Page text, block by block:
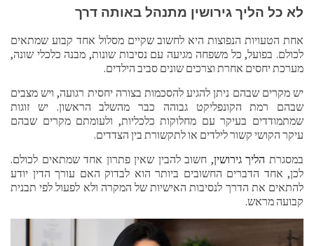
לא כל הליך גירושין מתנהל באותה דרך
אחת הטעויות הנפוצות היא לחשוב שקיים מסלול אחד קבוע שמתאים
לכולם. בפועל, כל משפחה מגיעה עם נסיבות שונות, מבנה כלכלי שונה,
מערכת יחסים אחרת וצרכים שונים סביב הילדים.
יש מקרים שבהם ניתן להגיע להסכמות בצורה יחסית רגועה, ויש מצבים
שבהם רמת הקונפליקט גבוהה כבר מהשלב הראשון. יש זוגות
שמתמודדים בעיקר עם מחלוקות כלכליות, ולעומתם מקרים שבהם
עיקר הקושי קשור לילדים או לתקשורת בין הצדדים.
במסגרת הליך גירושין, חשוב להבין שאין פתרון אחד שמתאים לכולם.
לכן, אחד הדברים החשובים ביותר הוא לבדוק האם עורך הדין יודע
להתאים את הדרך לנסיבות האישיות של המקרה ולא לפעול לפי תבנית
קבועה מראש.